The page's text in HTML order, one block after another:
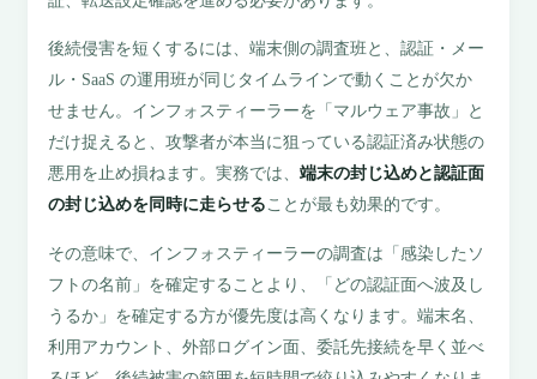
後続侵害を短くするには、端末側の調査班と、認証・メー
ル・SaaS の運用班が同じタイムラインで動くことが欠か
せません。インフォスティーラーを「マルウェア事故」と
だけ捉えると、攻撃者が本当に狙っている認証済み状態の
悪用を止め損ねます。実務では、端末の封じ込めと認証面
の封じ込めを同時に走らせることが最も効果的です。
その意味で、インフォスティーラーの調査は「感染したソ
フトの名前」を確定することより、「どの認証面へ波及し
うるか」を確定する方が優先度は高くなります。端末名、
利用アカウント、外部ログイン面、委託先接続を早く並べ